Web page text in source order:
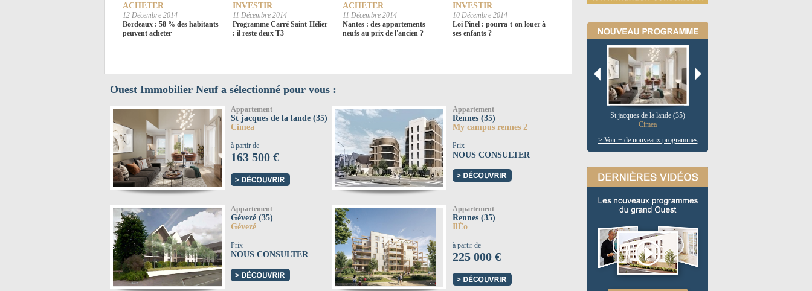
ACHETER
12 Décembre 2014
Bordeaux : 58 % des habitants
peuvent acheter
INVESTIR
11 Décembre 2014
Programme Carré Saint-Hélier
: il reste deux T3
ACHETER
11 Décembre 2014
Nantes : des appartements
neufs au prix de l'ancien ?
INVESTIR
10 Décembre 2014
Loi Pinel : pourra-t-on louer à
ses enfants ?
Ouest Immobilier Neuf a sélectionné pour vous :
Appartement
St jacques de la lande (35)
Cimea
à partir de
163 500 €
Appartement
Rennes (35)
My campus rennes 2
Prix
NOUS CONSULTER
Appartement
Gévezé (35)
Gévezé
Prix
NOUS CONSULTER
Appartement
Rennes (35)
IlÉo
à partir de
225 000 €
St jacques de la lande (35)
Cimea
> Voir + de nouveaux programmes